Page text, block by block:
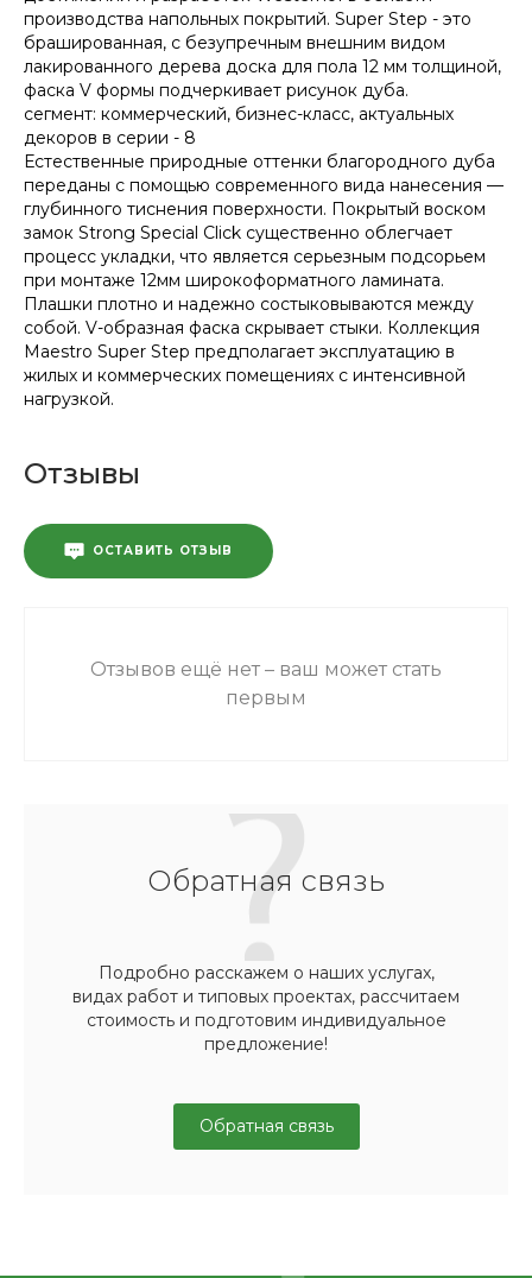
производства напольных покрытий. Super Step - это
брашированная, с безупречным внешним видом
лакированного дерева доска для пола 12 мм толщиной,
фаска V формы подчеркивает рисунок дуба.
сегмент: коммерческий, бизнес-класс, актуальных
декоров в серии - 8
Естественные природные оттенки благородного дуба
переданы с помощью современного вида нанесения —
глубинного тиснения поверхности. Покрытый воском
замок Strong Special Click существенно облегчает
процесс укладки, что является серьезным подсорьем
при монтаже 12мм широкоформатного ламината.
Плашки плотно и надежно состыковываются между
собой. V-образная фаска скрывает стыки. Коллекция
Maestro Super Step предполагает эксплуатацию в
жилых и коммерческих помещениях с интенсивной
нагрузкой.
Отзывы
ОСТАВИТЬ ОТЗЫВ
Отзывов ещё нет – ваш может стать
первым
Обратная связь
Подробно расскажем о наших услугах,
видах работ и типовых проектах, рассчитаем
стоимость и подготовим индивидуальное
предложение!
Обратная связь